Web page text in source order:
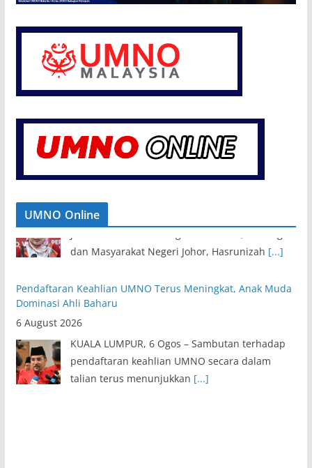
UMNO Online
Pendaftaran Keahlian UMNO Terus Meningkat, Anak Muda
Dominasi Ahli Baharu
KUALA LUMPUR, 6 Ogos – Sambutan terhadap
pendaftaran keahlian UMNO secara dalam
Onn Hafiz Bersuara Demi Pesakit, Jangan Diputarbelitkan –
Hasrunizah